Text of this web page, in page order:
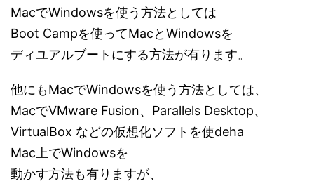
MacでWindowsを使う方法としては
Boot Campを使ってMacとWindowsを
ディユアルブートにする方法が有ります。
他にもMacでWindowsを使う方法としては、
MacでVMware Fusion、Parallels Desktop、
VirtualBox などの仮想化ソフトを使deha
Mac上でWindowsを
動かす方法も有りますが、